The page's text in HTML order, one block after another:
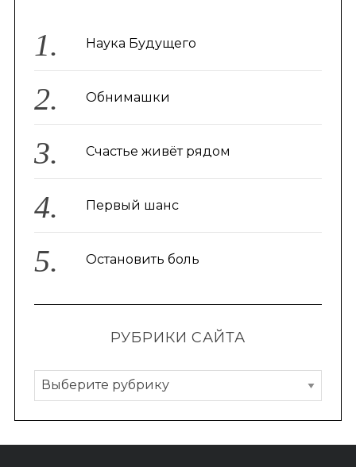
Наука Будущего
Обнимашки
Счастье живёт рядом
Первый шанс
Остановить боль
РУБРИКИ САЙТА
Р
у
б
р